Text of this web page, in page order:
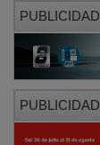
PUBLICIDAD
PUBLICIDAD